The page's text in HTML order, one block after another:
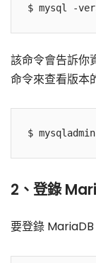
該命令會告訴你
命令來查看版本
2、登錄
要登錄 MariaDB